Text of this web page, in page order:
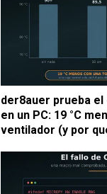
der8auer prueba
en un PC: 19 °C
ventilador (y por